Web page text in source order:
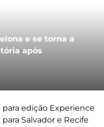
e se torna a
após